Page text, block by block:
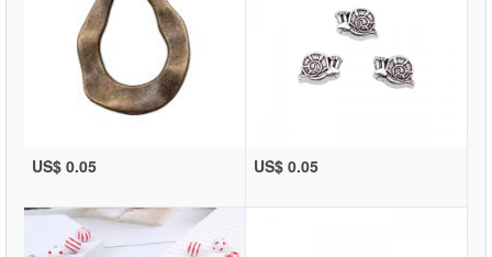
US$ 0.05 US$ 0.05